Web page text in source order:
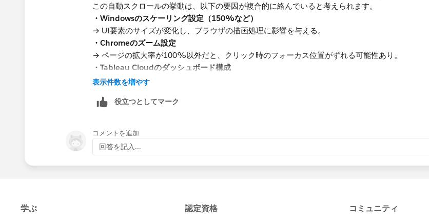
この自動スクロールの挙動は、以下の要因が複合的に絡んでいると考えられます。
・Windowsのスケーリング設定（150%など）
→ UI要素のサイズが変化し、ブラウザの描画処理に影響を与える。
・Chromeのズーム設定
→ ページの拡大率が100%以外だと、クリック時のフォーカス位置がずれる可能性あり。
・Tableau Cloudのダッシュボード構成
→ 縦に長いワークシートが「固定サイズ」ではなく「自動」や「範囲」で設定されていると、スク
表示件数を増やす
役立つとしてマーク
コメントを追加
回答を記入...